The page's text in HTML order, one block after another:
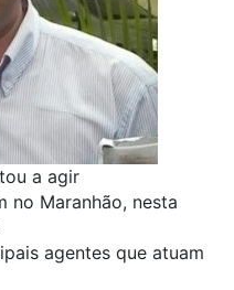
a agir
no Maranhão, nesta
agentes que atuam